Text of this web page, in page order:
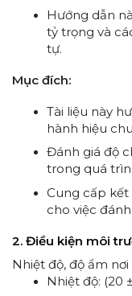
Hướng dẫn
tỷ trọng và
tự.
Mục đích:
Tài liệu này
hành hiệu
Đánh giá độ
trong quá
Cung cấp kết
cho việc
2. Điều kiện môi
Nhiệt độ, độ ẩm
Nhiệt độ: (20 ±